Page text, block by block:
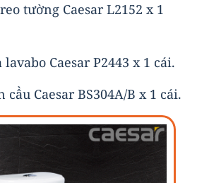
tường Caesar L2152 x 1
Caesar P2443 x 1 cái.
Caesar BS304A/B x 1 cái.